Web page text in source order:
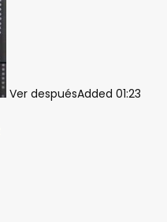
Ver despuésAdded 01:23